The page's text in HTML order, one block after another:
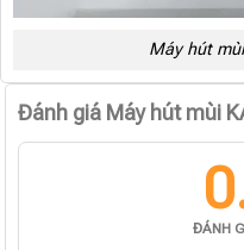
Máy hút
Đánh giá Máy hút mùi
ĐÁNH